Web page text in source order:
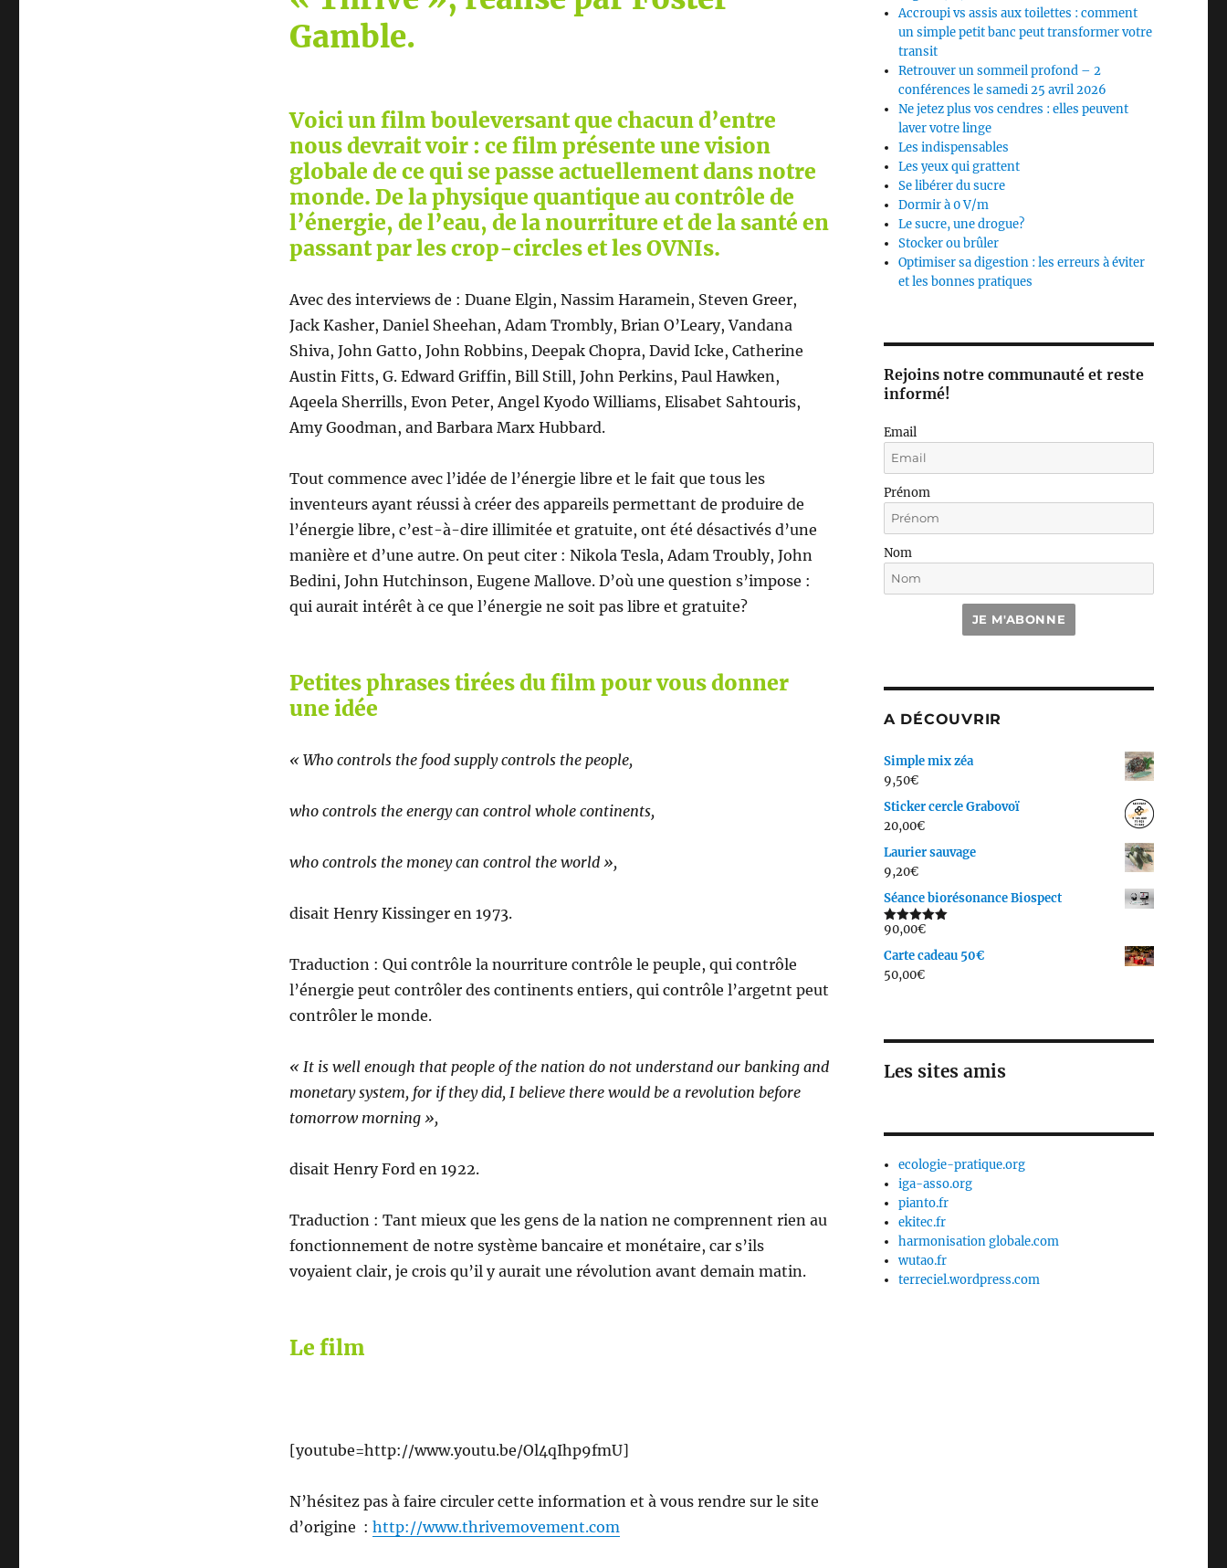
Gamble.
Voici un film bouleversant que chacun d’entre
nous devrait voir : ce film présente une vision
globale de ce qui se passe actuellement dans notre
monde. De la physique quantique au contrôle de
l’énergie, de l’eau, de la nourriture et de la santé en
passant par les crop-circles et les OVNIs.
Avec des interviews de : Duane Elgin, Nassim Haramein, Steven Greer,
Jack Kasher, Daniel Sheehan, Adam Trombly, Brian O’Leary, Vandana
Shiva, John Gatto, John Robbins, Deepak Chopra, David Icke, Catherine
Austin Fitts, G. Edward Griffin, Bill Still, John Perkins, Paul Hawken,
Aqeela Sherrills, Evon Peter, Angel Kyodo Williams, Elisabet Sahtouris,
Amy Goodman, and Barbara Marx Hubbard.
Tout commence avec l’idée de l’énergie libre et le fait que tous les
inventeurs ayant réussi à créer des appareils permettant de produire de
l’énergie libre, c’est-à-dire illimitée et gratuite, ont été désactivés d’une
manière et d’une autre. On peut citer : Nikola Tesla, Adam Troubly, John
Bedini, John Hutchinson, Eugene Mallove. D’où une question s’impose :
qui aurait intérêt à ce que l’énergie ne soit pas libre et gratuite?
Petites phrases tirées du film pour vous donner
une idée
« Who controls the food supply controls the people,
who controls the energy can control whole continents,
who controls the money can control the world »,
disait Henry Kissinger en 1973.
Traduction : Qui contrôle la nourriture contrôle le peuple, qui contrôle
l’énergie peut contrôler des continents entiers, qui contrôle l’argetnt peut
contrôler le monde.
« It is well enough that people of the nation do not understand our banking and
monetary system, for if they did, I believe there would be a revolution before
tomorrow morning »,
disait Henry Ford en 1922.
Traduction : Tant mieux que les gens de la nation ne comprennent rien au
fonctionnement de notre système bancaire et monétaire, car s’ils
voyaient clair, je crois qu’il y aurait une révolution avant demain matin.
Le film
[youtube=http://www.youtu.be/Ol4qIhp9fmU]
N’hésitez pas à faire circuler cette information et à vous rendre sur le site
d’origine : http://www.thrivemovement.com
Accroupi vs assis aux toilettes : comment
un simple petit banc peut transformer votre
transit
Retrouver un sommeil profond – 2
conférences le samedi 25 avril 2026
Ne jetez plus vos cendres : elles peuvent
laver votre linge
Les indispensables
Les yeux qui grattent
Se libérer du sucre
Dormir à 0 V/m
Le sucre, une drogue?
Stocker ou brûler
Optimiser sa digestion : les erreurs à éviter
et les bonnes pratiques
Rejoins notre communauté et reste
informé!
Email
Prénom
Nom
JE M'ABONNE
A DÉCOUVRIR
Simple mix zéa
9,50€
Sticker cercle Grabovoï
20,00€
Laurier sauvage
9,20€
Séance biorésonance Biospect
Note5.00
90,00€
Carte cadeau 50€
50,00€
Les sites amis
ecologie-pratique.org
iga-asso.org
pianto.fr
ekitec.fr
harmonisation globale.com
wutao.fr
terreciel.wordpress.com